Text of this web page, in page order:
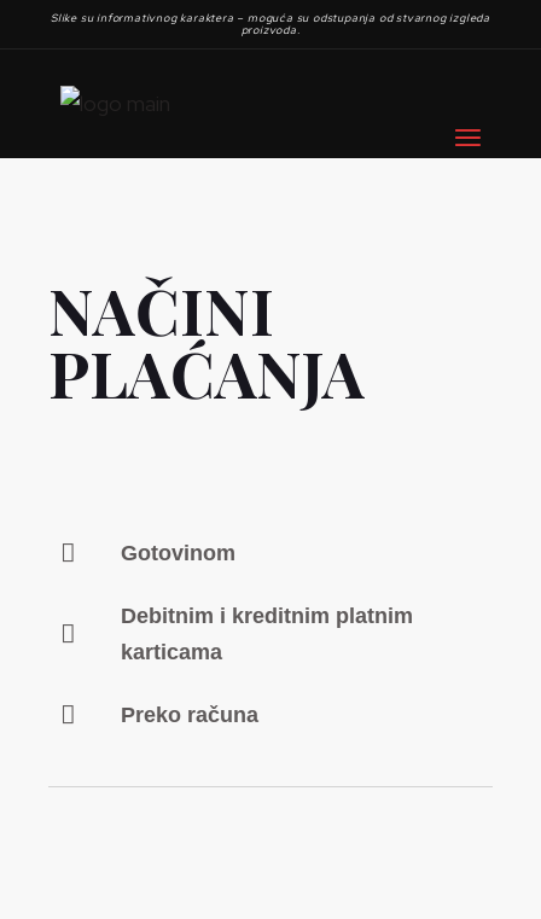
NAČINI
PLAĆANJA
Gotovinom
Debitnim i kreditnim platnim
karticama
Preko računa
Slike su informativnog karaktera – moguća su odstupanja od stvarnog izgleda
proizvoda.